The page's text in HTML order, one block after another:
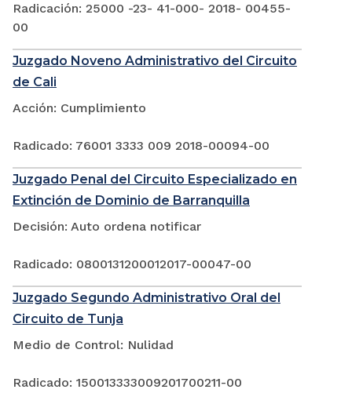
Radicación: 25000 -23- 41-000- 2018- 00455-
00
Juzgado Noveno Administrativo del Circuito
de Cali
Acción: Cumplimiento
Radicado: 76001 3333 009 2018-00094-00
Juzgado Penal del Circuito Especializado en
Extinción de Dominio de Barranquilla
Decisión: Auto ordena notificar
Radicado: 0800131200012017-00047-00
Juzgado Segundo Administrativo Oral del
Circuito de Tunja
Medio de Control: Nulidad
Radicado: 150013333009201700211-00